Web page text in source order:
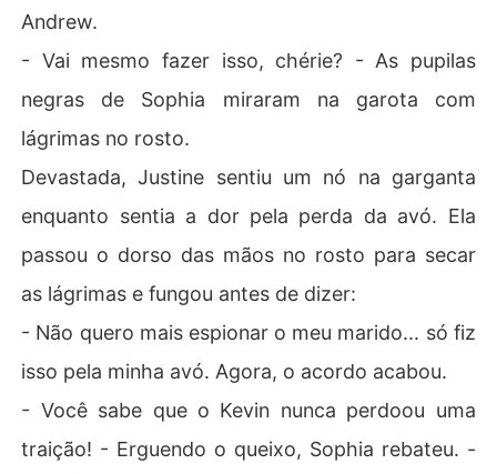
Andrew.
- Vai mesmo fazer isso, chérie? - As pupilas
negras de Sophia miraram na garota com
lágrimas no rosto.
Devastada, Justine sentiu um nó na garganta
enquanto sentia a dor pela perda da avó. Ela
passou o dorso das mãos no rosto para secar
as lágrimas e fungou antes de dizer:
- Não quero mais espionar o meu marido... só fiz
isso pela minha avó. Agora, o acordo acabou.
- Você sabe que o Kevin nunca perdoou uma
traição! - Erguendo o queixo, Sophia rebateu. -